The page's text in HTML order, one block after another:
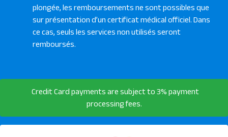
plongée, les remboursements ne sont possibles que
sur présentation d’un certificat médical officiel. Dans
ce cas, seuls les services non utilisés seront
remboursés.
Credit Card payments are subject to 3% payment
processing fees.